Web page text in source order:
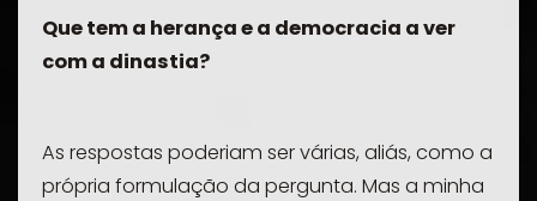
Que tem a herança e a democracia a ver
com a dinastia?
As respostas poderiam ser várias, aliás, como a
própria formulação da pergunta. Mas a minha